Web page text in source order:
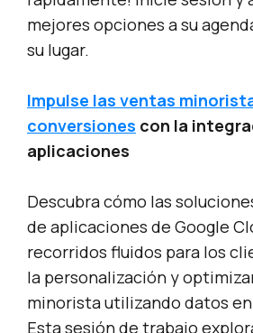
mejores opciones a su
su lugar.
Impulse las ventas
conversiones con la
aplicaciones
Descubra cómo las
de aplicaciones de Google
recorridos fluidos para los
la personalización y
minorista utilizando datos
Esta sesión de trabajo